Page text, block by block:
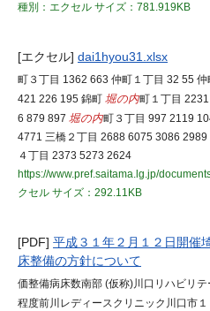
種別：エクセル サイズ：781.919KB
[エクセル] dai1hyou31.xlsx
町３丁目 1362 663 仲町１丁目 32 55
421 226 195 錦町 堀の内町１丁目
6 879 897 堀の内町３丁目 997 2119
4771 三橋２丁目 2688 6075 3086
４丁目 2373 5273 2624
https://www.pref.saitama.lg.jp/
クセル サイズ：292.11KB
[PDF] 平成３１年２月１２日開催
床整備の方針について
価整備病床数南部 (仮称)川口リハビリ
程度前川レディースクリニック川口市